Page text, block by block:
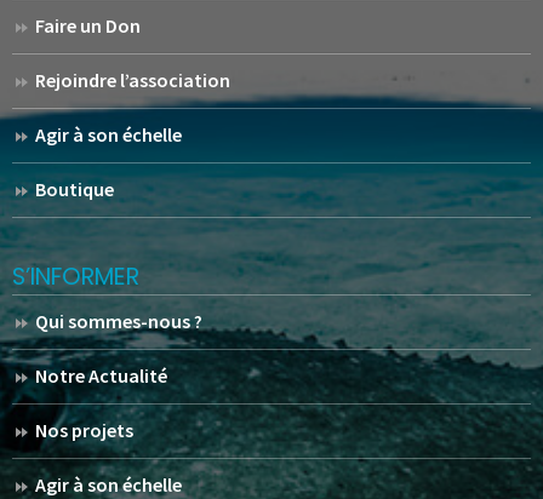
Faire un Don
Rejoindre l’association
Agir à son échelle
Boutique
S’INFORMER
Qui sommes-nous ?
Notre Actualité
Nos projets
Agir à son échelle